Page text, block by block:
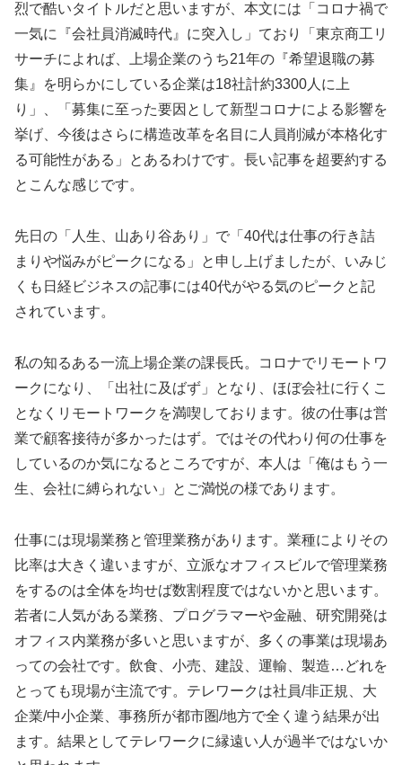
烈で酷いタイトルだと思いますが、本文には「コロナ禍で
一気に『会社員消滅時代』に突入し」ており「東京商工リ
サーチによれば、上場企業のうち21年の『希望退職の募
集』を明らかにしている企業は18社計約3300人に上
り」、「募集に至った要因として新型コロナによる影響を
挙げ、今後はさらに構造改革を名目に人員削減が本格化す
る可能性がある」とあるわけです。長い記事を超要約する
とこんな感じです。
先日の「人生、山あり谷あり」で「40代は仕事の行き詰
まりや悩みがピークになる」と申し上げましたが、いみじ
くも日経ビジネスの記事には40代がやる気のピークと記
されています。
私の知るある一流上場企業の課長氏。コロナでリモートワ
ークになり、「出社に及ばず」となり、ほぼ会社に行くこ
となくリモートワークを満喫しております。彼の仕事は営
業で顧客接待が多かったはず。ではその代わり何の仕事を
しているのか気になるところですが、本人は「俺はもう一
生、会社に縛られない」とご満悦の様であります。
仕事には現場業務と管理業務があります。業種によりその
比率は大きく違いますが、立派なオフィスビルで管理業務
をするのは全体を均せば数割程度ではないかと思います。
若者に人気がある業務、プログラマーや金融、研究開発は
オフィス内業務が多いと思いますが、多くの事業は現場あ
っての会社です。飲食、小売、建設、運輸、製造…どれを
とっても現場が主流です。テレワークは社員/非正規、大
企業/中小企業、事務所が都市圏/地方で全く違う結果が出
ます。結果としてテレワークに縁遠い人が過半ではないか